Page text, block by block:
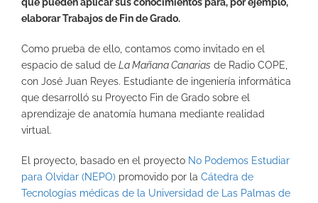
que pueden aplicar sus conocimientos para, por ejemplo,
elaborar Trabajos de Fin de Grado.
Como prueba de ello, contamos como invitado en el
espacio de salud de La Mañana Canarias de Radio COPE,
con José Juan Reyes. Estudiante de ingeniería informática
que desarrolló su Proyecto Fin de Grado sobre el
aprendizaje de anatomía humana mediante realidad
virtual.
El proyecto, basado en el proyecto No Podemos Estudiar
para Olvidar (NEPO) promovido por la Cátedra de
Tecnologías médicas de la Universidad de Las Palmas de